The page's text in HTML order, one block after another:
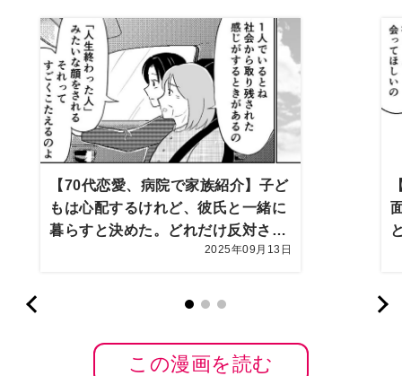
【70代恋愛、病院で家族紹介】子ど
もは心配するけれど、彼氏と一緒に
暮らすと決めた。どれだけ反対され
ても、この思いだけは…【第10話ま
2025年09月13日
この漫画を読む